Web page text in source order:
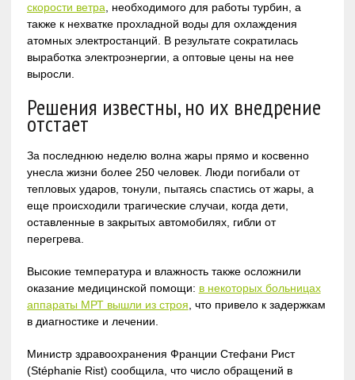
скорости ветра, необходимого для работы турбин, а
также к нехватке прохладной воды для охлаждения
атомных электростанций. В результате сократилась
выработка электроэнергии, а оптовые цены на нее
выросли.
Решения известны, но их внедрение
отстает
За последнюю неделю волна жары прямо и косвенно
унесла жизни более 250 человек. Люди погибали от
тепловых ударов, тонули, пытаясь спастись от жары, а
еще происходили трагические случаи, когда дети,
оставленные в закрытых автомобилях, гибли от
перегрева.
Высокие температура и влажность также осложнили
оказание медицинской помощи: в некоторых больницах
аппараты МРТ вышли из строя, что привело к задержкам
в диагностике и лечении.
Министр здравоохранения Франции Стефани Рист
(Stéphanie Rist) сообщила, что число обращений в